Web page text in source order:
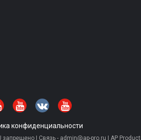
конфиденциальности
запрещено | Связь - admin@ap-pro.ru | AP